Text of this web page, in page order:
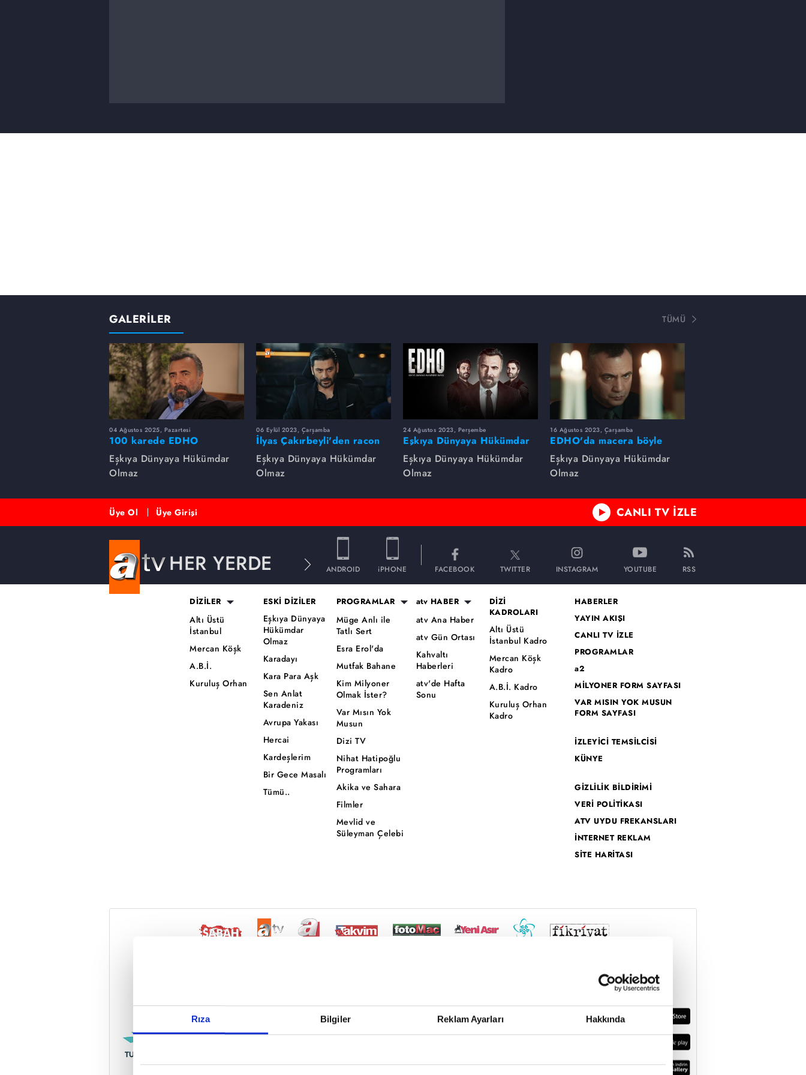
Rıza Bilgiler Reklam Ayarları Hakkında
Reddet
GALERİLER TÜMÜ
04 Ağustos 2025, Pazartesi
100 karede EDHO
Eşkıya Dünyaya Hükümdar
Olmaz
06 Eylül 2023, Çarşamba
İlyas Çakırbeyli'den racon
dersleri!
Eşkıya Dünyaya Hükümdar
Olmaz
24 Ağustos 2023, Perşembe
Eşkıya Dünyaya Hükümdar
Olmaz dizsinin en çok
izlenen sahneleri
Eşkıya Dünyaya Hükümdar
Olmaz
16 Ağustos 2023, Çarşamba
EDHO'da macera böyle
başlamıştı...
Eşkıya Dünyaya Hükümdar
Olmaz
Üye Ol Üye Girişi CANLI TV İZLE
HER YERDE ANDROID iPHONE FACEBOOK TWITTER INSTAGRAM YOUTUBE RSS
DİZİLER
Altı Üstü
İstanbul
Mercan Köşk
A.B.İ.
Kuruluş Orhan
ESKİ DİZİLER
Eşkıya Dünyaya
Hükümdar
Olmaz
Karadayı
Kara Para Aşk
Sen Anlat
Karadeniz
Avrupa Yakası
Hercai
Kardeşlerim
Bir Gece Masalı
Tümü..
PROGRAMLAR
Müge Anlı ile
Tatlı Sert
Esra Erol'da
Mutfak Bahane
Kim Milyoner
Olmak İster?
Var Mısın Yok
Musun
Dizi TV
Nihat Hatipoğlu
Programları
Akika ve Sahara
Filmler
Mevlid ve
Süleyman Çelebi
atv HABER
atv Ana Haber
atv Gün Ortası
Kahvaltı
Haberleri
atv'de Hafta
Sonu
DİZİ
KADROLARI
Altı Üstü
İstanbul Kadro
Mercan Köşk
Kadro
A.B.İ. Kadro
Kuruluş Orhan
Kadro
HABERLER
YAYIN AKIŞI
CANLI TV İZLE
PROGRAMLAR
a2
MİLYONER FORM SAYFASI
VAR MISIN YOK MUSUN
FORM SAYFASI
İZLEYİCİ TEMSİLCİSİ
KÜNYE
GİZLİLİK BİLDİRİMİ
VERİ POLİTİKASI
ATV UYDU FREKANSLARI
İNTERNET REKLAM
SİTE HARİTASI